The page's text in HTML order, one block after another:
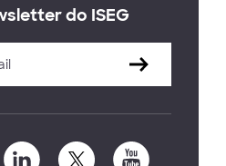
do ISEG